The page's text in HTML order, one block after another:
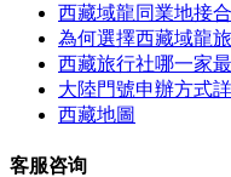
西藏域龍同業地接
為何選擇西藏域龍
西藏旅行社哪一家
大陸門號申辦方式
西藏地圖
客服咨询